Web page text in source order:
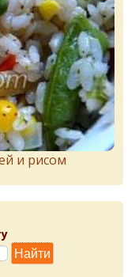
и рисом